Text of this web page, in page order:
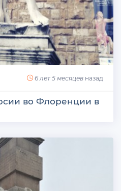
6 лет 5 месяцев назад
во Флоренции в